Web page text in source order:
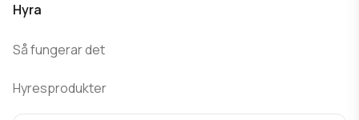
Hyra
Så fungerar det
Hyresprodukter